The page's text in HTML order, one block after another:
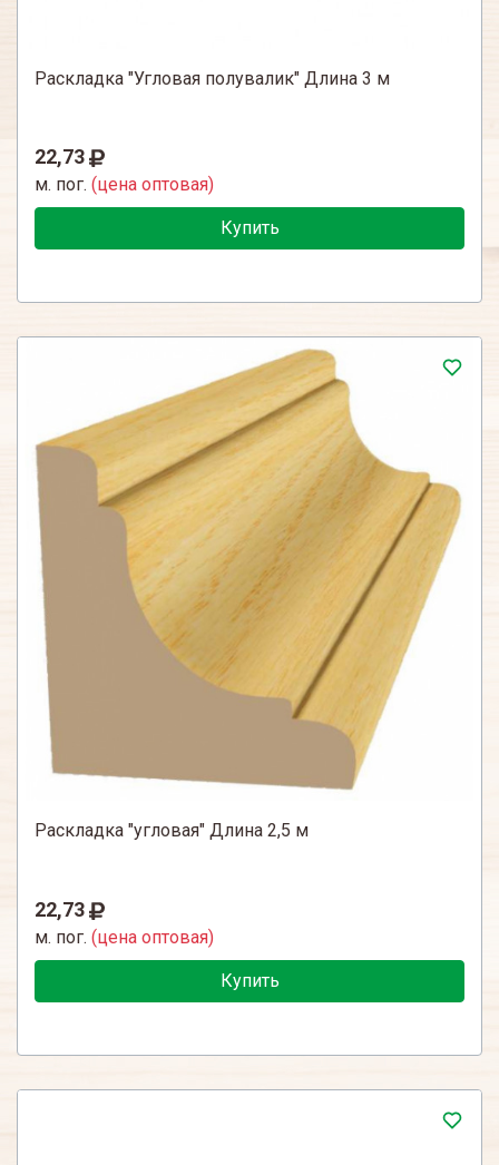
Раскладка "Угловая полувалик" Длина 3 м
22,73
м. пог. (цена оптовая)
Купить
Раскладка "угловая" Длина 2,5 м
22,73
м. пог. (цена оптовая)
Купить